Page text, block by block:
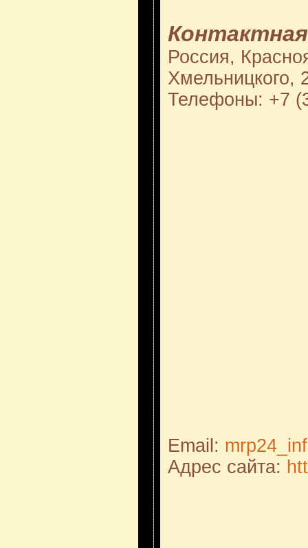
Россия,
Хмельницкого,
Телефоны: +7
Email:
Адрес сайта: